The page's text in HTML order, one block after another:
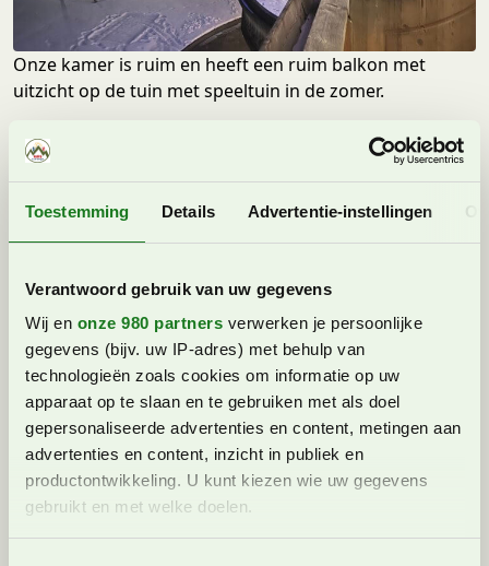
Toestemming Details Advertentie-instellingen
Verantwoord gebruik van uw gegevens
Wij en onze 980 partners verwerken je persoonlijke
gegevens (bijv. uw IP-adres) met behulp van
technologieën zoals cookies om informatie op uw
apparaat op te slaan en te gebruiken met als doel
gepersonaliseerde advertenties en content, metingen aan
advertenties en content, inzicht in publiek en
productontwikkeling. U kunt kiezen wie uw gegevens
gebruikt en met welke doelen.
Onze kamer is ruim en heeft een ruim balkon met
uitzicht op de tuin met speeltuin in de zomer.
Kindvriendelijke faciliteiten
Nadat we ons hebben geïnstalleerd in onze kamer,
lopen we een rondje door het hotel. Helemaal beneden
in het hotel zit de wellness, een speelkamer en de ski-
en de bar.
Binnen- en buitenzwembad
Dat ziet er goed uit! In hotel Scherlin is een mooi
binnenzwembad met rondom ligstoelen. Handdoeken
zijn ook beschikbaar. Vanuit het binnenzwembad
zwemmen we naar de infinitypool die buiten is. Hoe
koud het buiten ook is, de infinitypool is heerlijk
verwarmd.
Het uitzicht op het sneeuwlandschap rondom is